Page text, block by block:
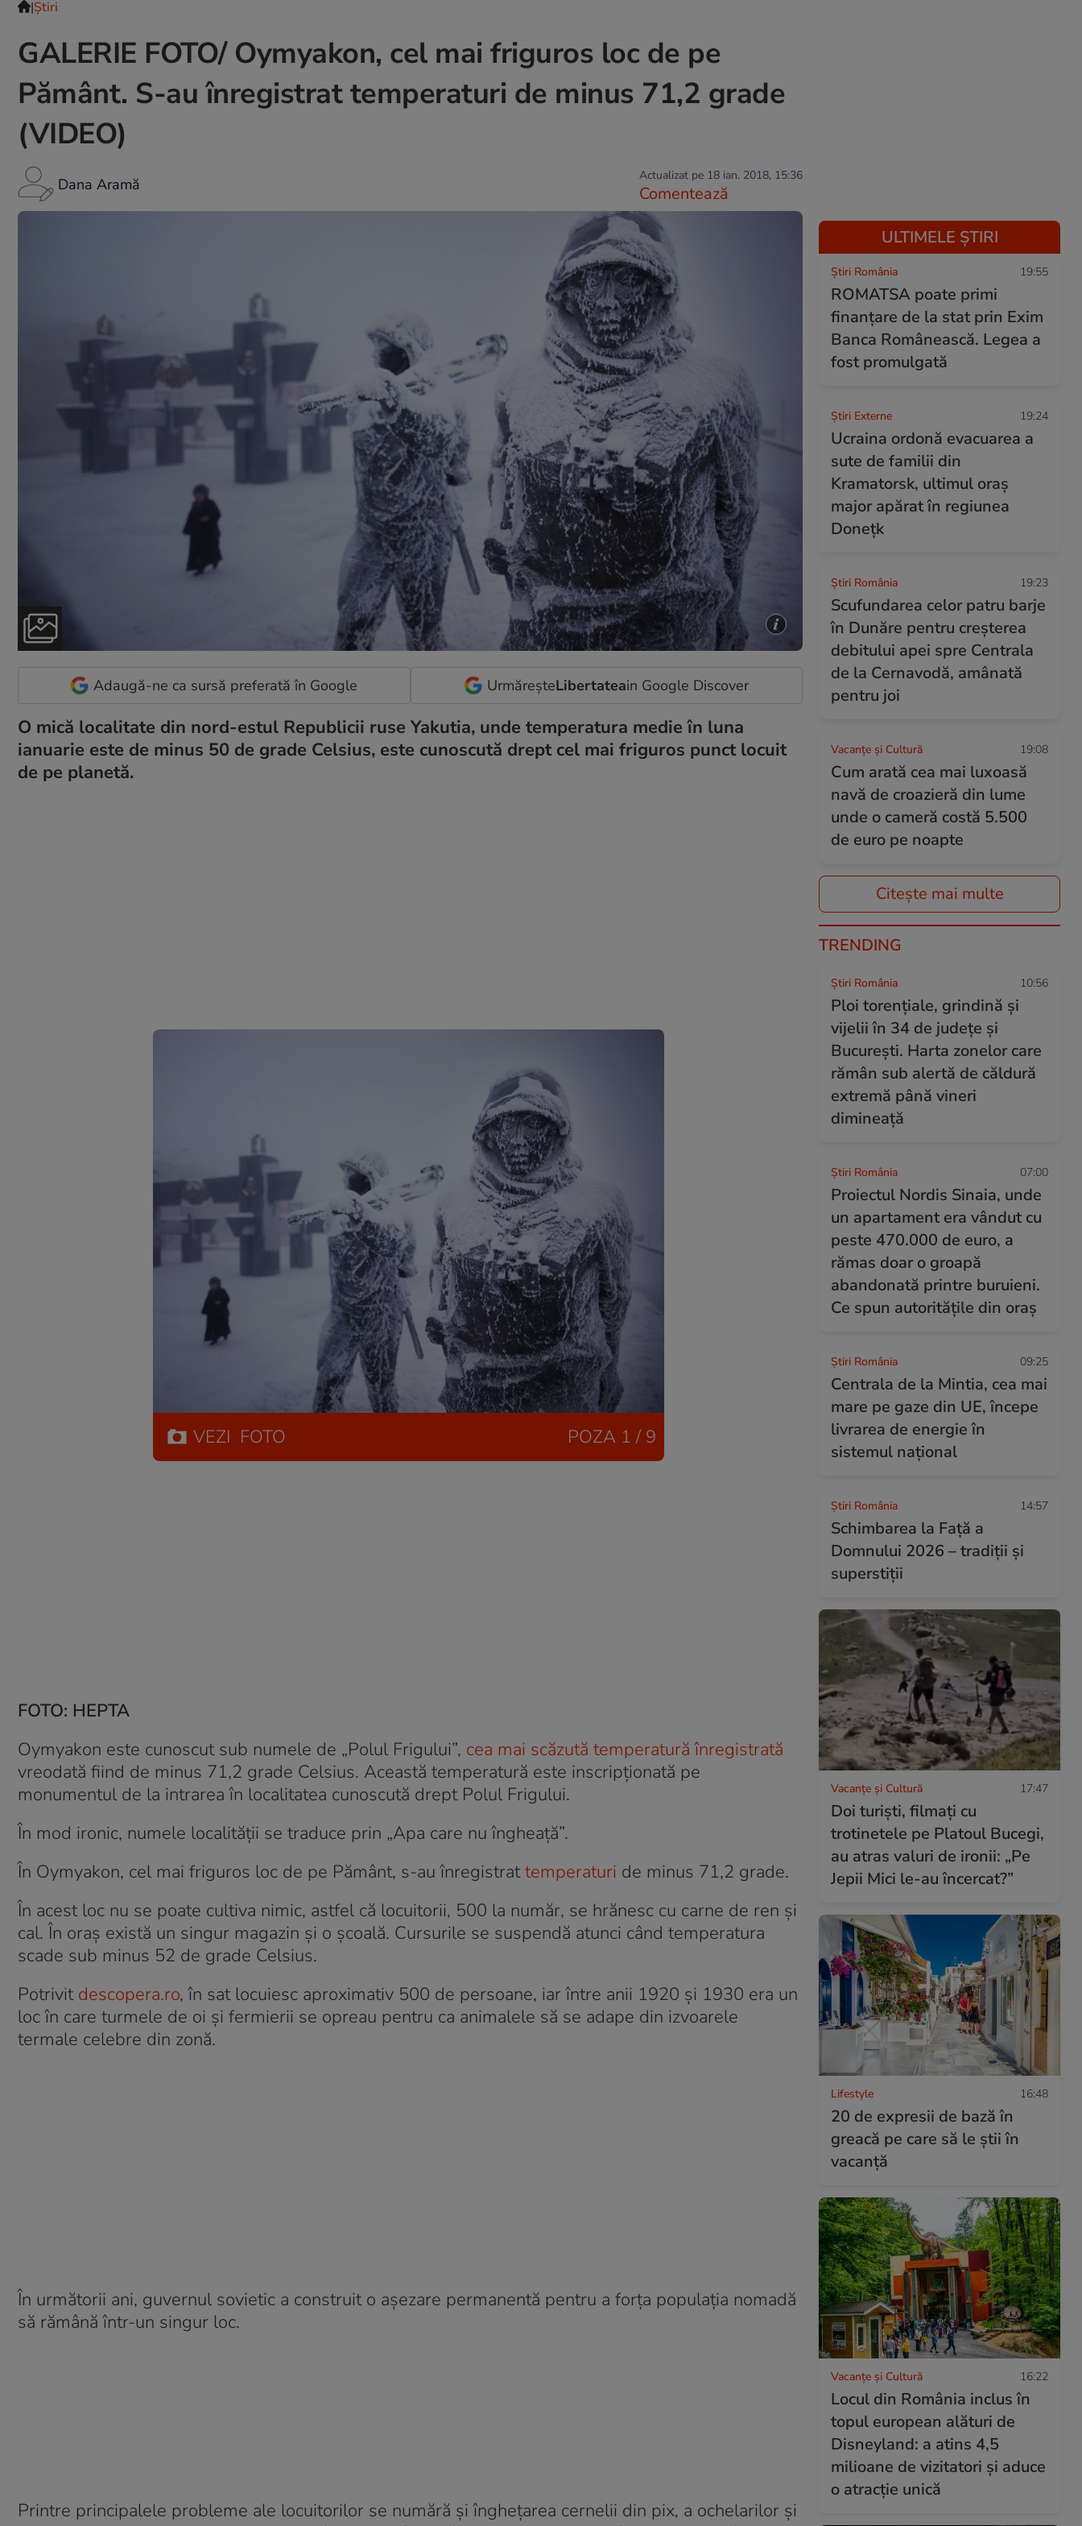
|Ştiri
GALERIE FOTO/ Oymyakon, cel mai friguros loc de pe
Pământ. S-au înregistrat temperaturi de minus 71,2 grade
(VIDEO)
Dana Aramă Actualizat pe 18 ian. 2018, 15:36
Comentează
Adaugă-ne ca sursă preferată în Google UrmăreșteLibertateain Google Discover
O mică localitate din nord-estul Republicii ruse Yakutia, unde temperatura medie în luna
ianuarie este de minus 50 de grade Celsius, este cunoscută drept cel mai friguros punct locuit
de pe planetă.
VEZI FOTO POZA 1 / 9
FOTO: HEPTA
Oymyakon este cunoscut sub numele de „Polul Frigului”, cea mai scăzută temperatură înregistrată
vreodată fiind de minus 71,2 grade Celsius. Această temperatură este inscripţionată pe
monumentul de la intrarea în localitatea cunoscută drept Polul Frigului.
În mod ironic, numele localităţii se traduce prin „Apa care nu îngheaţă”.
În Oymyakon, cel mai friguros loc de pe Pământ, s-au înregistrattemperaturi de minus 71,2 grade.
În acest loc nu se poate cultiva nimic, astfel că locuitorii, 500 la număr, se hrănesc cu carne de ren şi
cal. În oraş există un singur magazin şi o şcoală. Cursurile se suspendă atunci când temperatura
scade sub minus 52 de grade Celsius.
Potrivit descopera.ro, în sat locuiesc aproximativ 500 de persoane, iar între anii 1920 şi 1930 era un
loc în care turmele de oi şi fermierii se opreau pentru ca animalele să se adape din izvoarele
termale celebre din zonă.
În următorii ani, guvernul sovietic a construit o aşezare permanentă pentru a forţa populaţia nomadă
să rămână într-un singur loc.
Printre principalele probleme ale locuitorilor se numără şi îngheţarea cernelii din pix, a ochelarilor şi
ULTIMELE ȘTIRI
Știri România 19:55
ROMATSA poate primi
finanțare de la stat prin Exim
Banca Românească. Legea a
fost promulgată
Știri Externe 19:24
Ucraina ordonă evacuarea a
sute de familii din
Kramatorsk, ultimul oraș
major apărat în regiunea
Donețk
Știri România 19:23
Scufundarea celor patru barje
în Dunăre pentru creșterea
debitului apei spre Centrala
de la Cernavodă, amânată
pentru joi
Vacanțe și Cultură 19:08
Cum arată cea mai luxoasă
navă de croazieră din lume
unde o cameră costă 5.500
de euro pe noapte
Citește mai multe
TRENDING
Știri România 10:56
Ploi torențiale, grindină și
vijelii în 34 de județe și
București. Harta zonelor care
rămân sub alertă de căldură
extremă până vineri
dimineață
Știri România 07:00
Proiectul Nordis Sinaia, unde
un apartament era vândut cu
peste 470.000 de euro, a
rămas doar o groapă
abandonată printre buruieni.
Ce spun autoritățile din oraș
Știri România 09:25
Centrala de la Mintia, cea mai
mare pe gaze din UE, începe
livrarea de energie în
sistemul național
Știri România 14:57
Schimbarea la Față a
Domnului 2026 – tradiții și
superstiții
Vacanțe și Cultură 17:47
Doi turiști, filmați cu
trotinetele pe Platoul Bucegi,
au atras valuri de ironii: „Pe
Jepii Mici le-au încercat?”
Lifestyle 16:48
20 de expresii de bază în
greacă pe care să le știi în
vacanță
Vacanțe și Cultură 16:22
Locul din România inclus în
topul european alături de
Disneyland: a atins 4,5
milioane de vizitatori și aduce
o atracție unică